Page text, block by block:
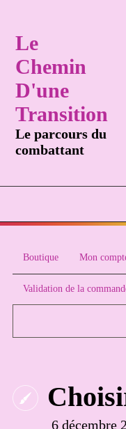
Le
Chemin
D'une
Transition
Le parcours du
combattant
Boutique Mon
Validation de la
6 décembre